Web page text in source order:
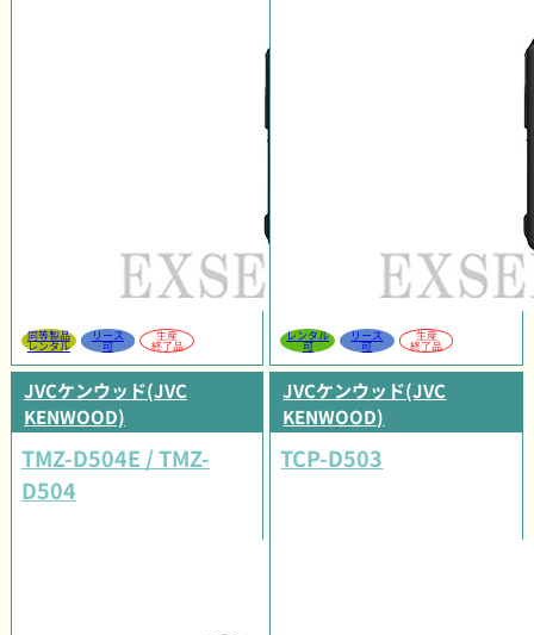
同等製品
レンタル
リース
可
生産
終了品
レンタル
可
リース
可
生産
終了品
JVCケンウッド(JVC
KENWOOD)
TMZ-D504E / TMZ-
D504
JVCケンウッド(JVC
KENWOOD)
TCP-D503